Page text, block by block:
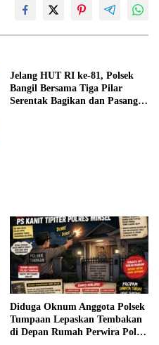
Jelang HUT RI ke-81, Polsek
Bangil Bersama Tiga Pilar
Serentak Bagikan dan Pasang
Diduga Oknum Anggota Polsek
Tumpaan Lepaskan Tembakan
di Depan Rumah Perwira Polres